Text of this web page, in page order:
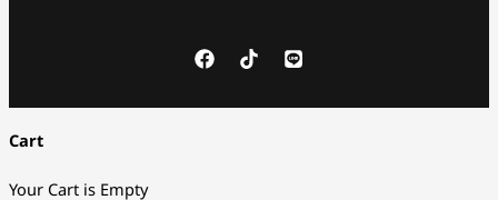
Cart
Your Cart is Empty